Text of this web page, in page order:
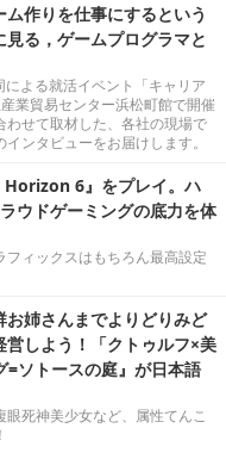
ム作りを仕事にするという
る，ゲームプログラマと
よる就活イベント「キャリア
業貿易センター浜松町館で開催
せて取材した、各社の現場で
ンタビューをお届けします。
6』をプレイ。ハ
ウドゲーミングの底力を体
ィックスはもちろん最高設定
姉さんまでよりどりみど
営しよう！「クトゥルフ×美
=ソトースの庭』が日本語
死神美少女など、属性てんこ